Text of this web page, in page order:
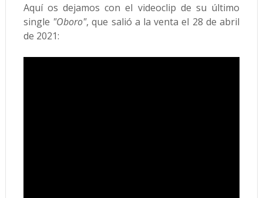
Aquí os dejamos con el videoclip de su último
single "Oboro", que salió a la venta el 28 de abril
de 2021: